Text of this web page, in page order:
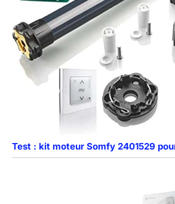
Test : kit moteur Somfy 2401529